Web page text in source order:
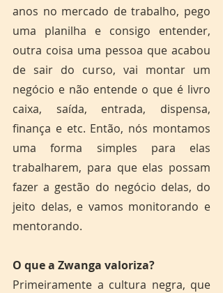
anos no mercado de trabalho, pego
uma planilha e consigo entender,
outra coisa uma pessoa que acabou
de sair do curso, vai montar um
negócio e não entende o que é livro
caixa, saída, entrada, dispensa,
finança e etc. Então, nós montamos
uma forma simples para elas
trabalharem, para que elas possam
fazer a gestão do negócio delas, do
jeito delas, e vamos monitorando e
mentorando.
O que a Zwanga valoriza?
Primeiramente a cultura negra, que